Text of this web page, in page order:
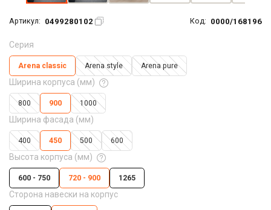
Артикул: 0499280102 Код: 0000/168196
Серия
Arena classic Arena style Arena pure
Ширина корпуса (мм)
800 900 1000
Ширина фасада (мм)
400 450 500 600
Высота корпуса (мм)
600 - 750 720 - 900 1265
Сторона навески на корпус